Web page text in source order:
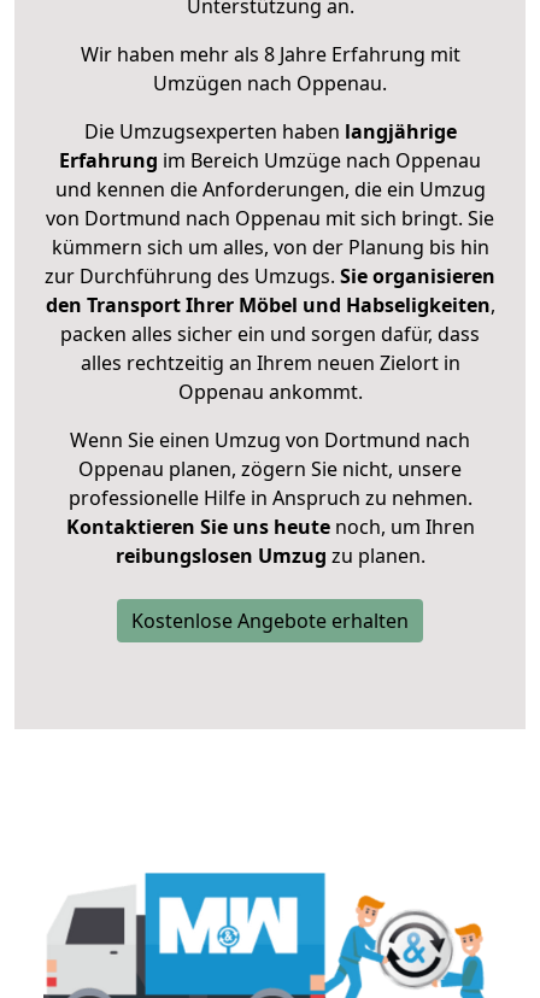
Unterstützung an.
Wir haben mehr als 8 Jahre Erfahrung mit
Umzügen nach Oppenau.
Die Umzugsexperten haben langjährige
Erfahrung im Bereich Umzüge nach Oppenau
und kennen die Anforderungen, die ein Umzug
von Dortmund nach Oppenau mit sich bringt. Sie
kümmern sich um alles, von der Planung bis hin
zur Durchführung des Umzugs. Sie organisieren
den Transport Ihrer Möbel und Habseligkeiten,
packen alles sicher ein und sorgen dafür, dass
alles rechtzeitig an Ihrem neuen Zielort in
Oppenau ankommt.
Wenn Sie einen Umzug von Dortmund nach
Oppenau planen, zögern Sie nicht, unsere
professionelle Hilfe in Anspruch zu nehmen.
Kontaktieren Sie uns heutenoch, um Ihren
reibungslosen Umzug zu planen.
Kostenlose Angebote erhalten